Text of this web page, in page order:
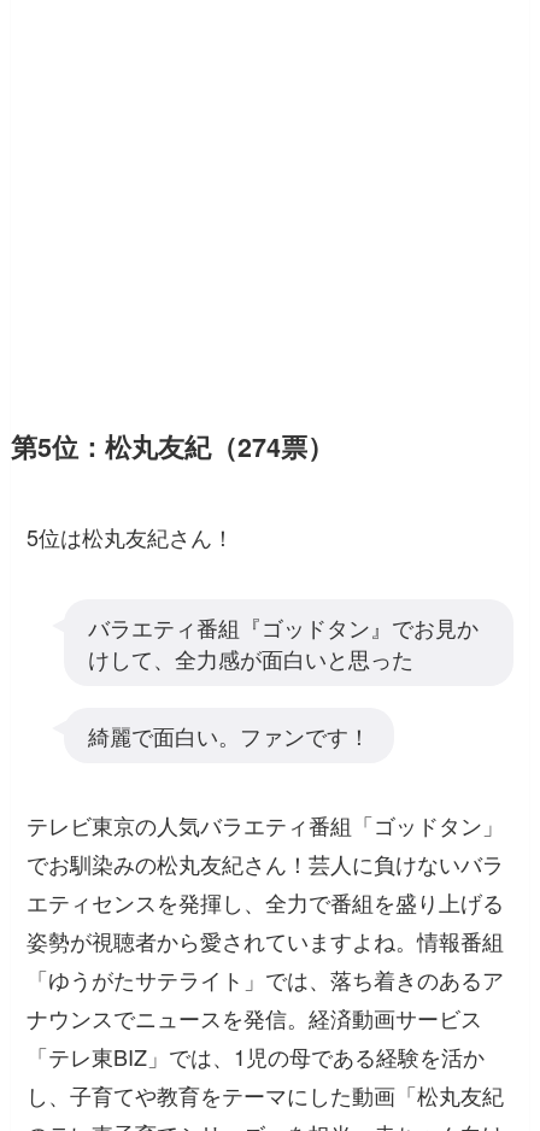
第5位：松丸友紀（274票）
5位は松丸友紀さん！
バラエティ番組『ゴッドタン』でお見か
けして、全力感が面白いと思った
綺麗で面白い。ファンです！
テレビ東京の人気バラエティ番組「ゴッドタン」
でお馴染みの松丸友紀さん！芸人に負けないバラ
エティセンスを発揮し、全力で番組を盛り上げる
姿勢が視聴者から愛されていますよね。情報番組
「ゆうがたサテライト」では、落ち着きのあるア
ナウンスでニュースを発信。経済動画サービス
「テレ東BIZ」では、1児の母である経験を活か
し、子育てや教育をテーマにした動画「松丸友紀